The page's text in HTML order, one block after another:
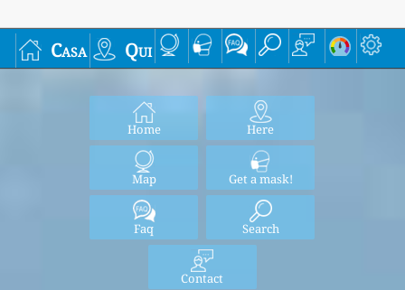
Casa Qui
Home Here
Map Get a mask!
Faq Search
Contact